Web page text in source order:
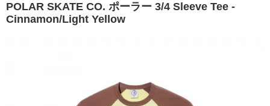
POLAR SKATE CO. ポーラー 3/4 Sleeve Tee -
Cinnamon/Light Yellow